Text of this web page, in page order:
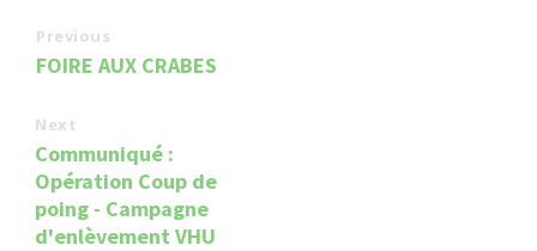
Previous
FOIRE AUX CRABES
Next
Communiqué :
Opération Coup de
poing - Campagne
d'enlèvement VHU